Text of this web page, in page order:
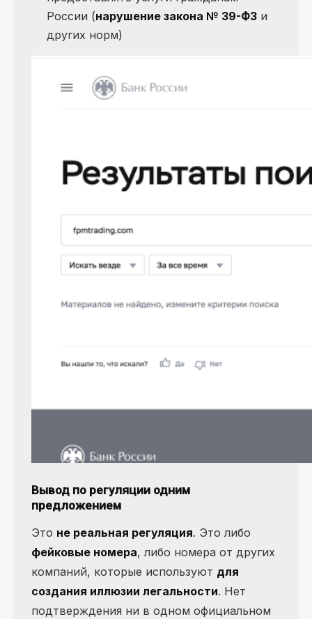
России (нарушение закона № 39-ФЗ и
других норм)
Вывод по регуляции одним
предложением
Это не реальная регуляция. Это либо
фейковые номера, либо номера от других
компаний, которые используют для
создания иллюзии легальности. Нет
подтверждения ни в одном официальном